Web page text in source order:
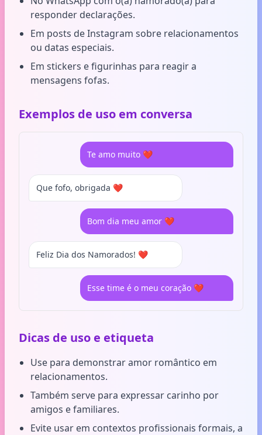
responder declarações.
Em posts de Instagram sobre relacionamentos
ou datas especiais.
Em stickers e figurinhas para reagir a
mensagens fofas.
Exemplos de uso em conversa
Te amo muito ❤️
Que fofo, obrigada ❤️
Bom dia meu amor ❤️
Feliz Dia dos Namorados! ❤️
Esse time é o meu coração ❤️
Dicas de uso e etiqueta
Use para demonstrar amor romântico em
relacionamentos.
Também serve para expressar carinho por
amigos e familiares.
Evite usar em contextos profissionais formais, a